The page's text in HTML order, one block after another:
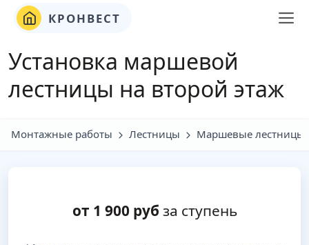
КРОНВЕСТ
Установка маршевой
лестницы на второй этаж
Монтажные работы Лестницы Маршевые лестницы
от 1 900руб за ступень